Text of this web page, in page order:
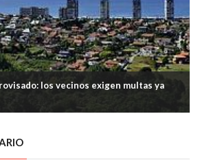
los vecinos exigen multas ya